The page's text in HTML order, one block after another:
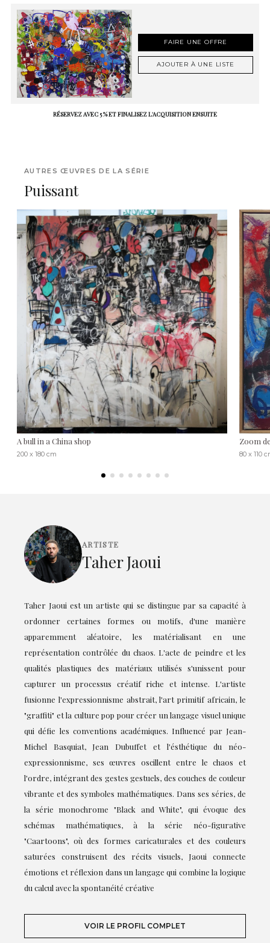
FAIRE UNE OFFRE
AJOUTER À UNE LISTE
RÉSERVEZ AVEC 5 % ET FINALISEZ L'ACQUISITION ENSUITE
AUTRES ŒUVRES DE LA SÉRIE
Puissant
A bull in a China shop
200 x 180 cm
Zoom
80 x 110
ARTISTE
Taher Jaoui
Taher Jaoui est un artiste qui se distingue par sa capacité à
ordonner certaines formes ou motifs, d'une manière
apparemment aléatoire, les matérialisant en une
représentation contrôlée du chaos. L'acte de peindre et les
qualités plastiques des matériaux utilisés s'unissent pour
capturer un processus créatif riche et intense. L'artiste
fusionne l'expressionnisme abstrait, l'art primitif africain, le
"graffiti" et la culture pop pour créer un langage visuel unique
qui défie les conventions académiques. Influencé par Jean-
Michel Basquiat, Jean Dubuffet et l'ésthétique du néo-
expressionnisme, ses œuvres oscillent entre le chaos et
l'ordre, intégrant des gestes gestuels, des couches de couleur
vibrante et des symboles mathématiques. Dans ses séries, de
la série monochrome "Black and White", qui évoque des
schémas mathématiques, à la série néo-figurative
"Caartoons", où des formes caricaturales et des couleurs
saturées construisent des récits visuels, Jaoui connecte
émotions et réflexion dans un langage qui combine la logique
du calcul avec la spontanéité créative
VOIR LE PROFIL COMPLET